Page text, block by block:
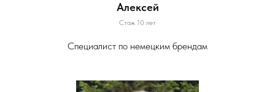
Алексей
Стаж 10 лет
Специалист по немецким брендам